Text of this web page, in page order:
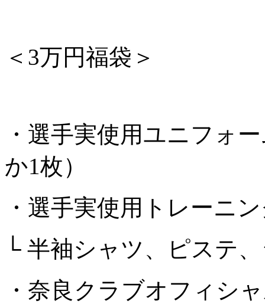
＜3万円福袋＞
・選手実使用ユニフォ
か1枚）
・選手実使用トレーニ
└ 半袖シャツ、ピステ
・奈良クラブオフィシ